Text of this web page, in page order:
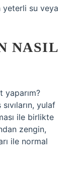
yeterli su veya
NASIL
yaparım?
yulaf
ile birlikte
zengin,
ile normal